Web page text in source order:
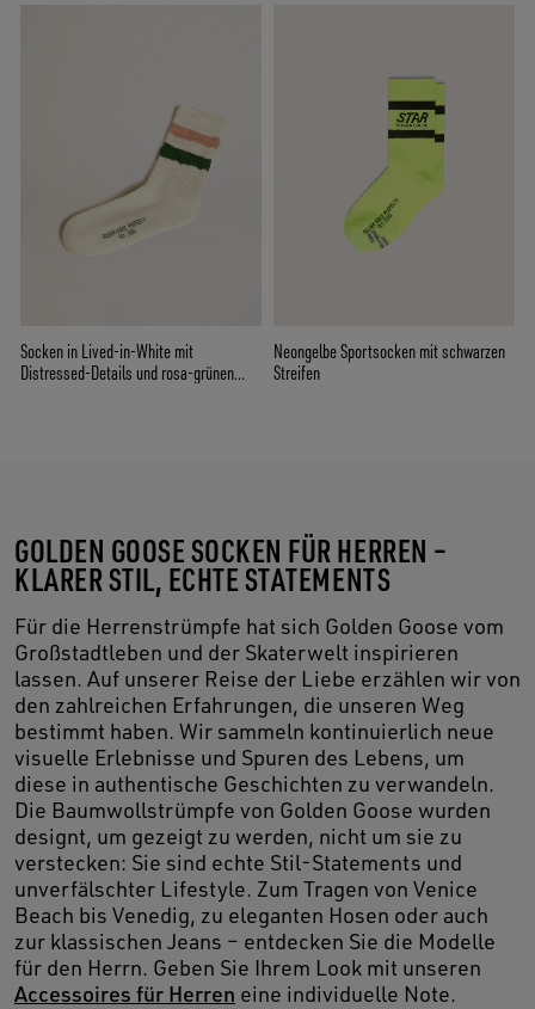
Socken in Lived-in-White mit
Distressed-Details und rosa-grünen
Neongelbe Sportsocken mit schwarzen
Streifen
GOLDEN GOOSE SOCKEN FÜR HERREN –
KLARER STIL, ECHTE STATEMENTS
Für die Herrenstrümpfe hat sich Golden Goose vom
Großstadtleben und der Skaterwelt inspirieren
lassen. Auf unserer Reise der Liebe erzählen wir von
den zahlreichen Erfahrungen, die unseren Weg
bestimmt haben. Wir sammeln kontinuierlich neue
visuelle Erlebnisse und Spuren des Lebens, um
diese in authentische Geschichten zu verwandeln.
Die Baumwollstrümpfe von Golden Goose wurden
designt, um gezeigt zu werden, nicht um sie zu
verstecken: Sie sind echte Stil-Statements und
unverfälschter Lifestyle. Zum Tragen von Venice
Beach bis Venedig, zu eleganten Hosen oder auch
zur klassischen Jeans – entdecken Sie die Modelle
für den Herrn. Geben Sie Ihrem Look mit unseren
Accessoires für Herren eine individuelle Note.